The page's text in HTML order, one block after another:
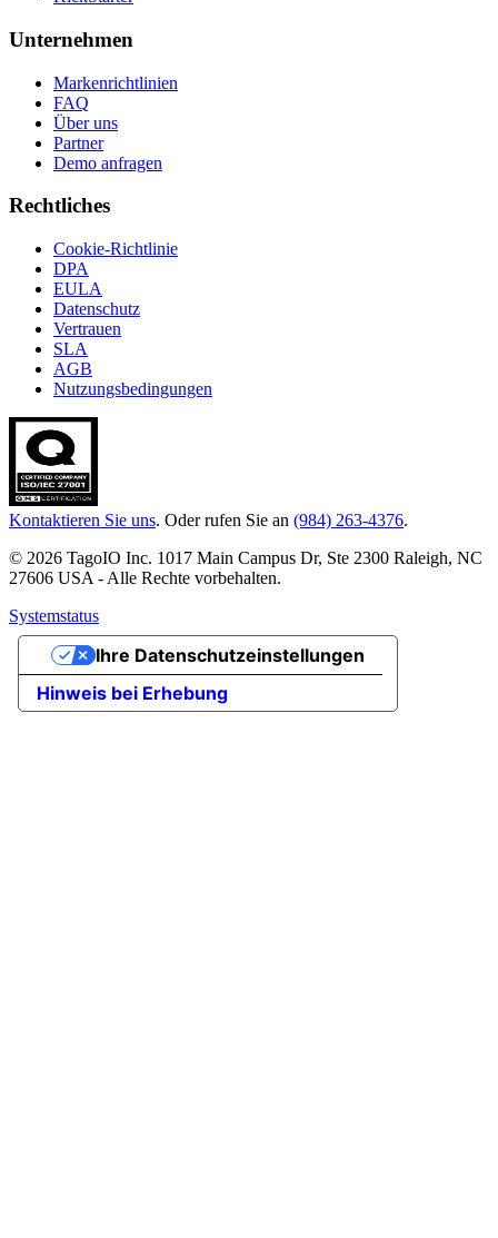
Unternehmen
Markenrichtlinien
FAQ
Über uns
Partner
Demo anfragen
Rechtliches
Cookie-Richtlinie
DPA
EULA
Datenschutz
Vertrauen
SLA
AGB
Nutzungsbedingungen
Kontaktieren Sie uns. Oder rufen Sie an (984) 263-4376.
© 2026 TagoIO Inc. 1017 Main Campus Dr, Ste 2300 Raleigh, NC
27606 USA - Alle Rechte vorbehalten.
Systemstatus
Hinweis bei Erhebung
Ihre Datenschutzeinstellungen